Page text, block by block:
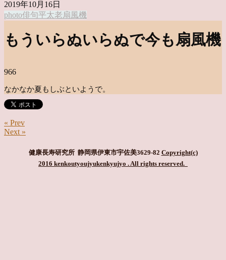
2019年10月16日
photo俳句平太老扇風機
もういらぬいらぬで今も扇風機
966
なかなか夏もしぶといようで。
« Prev
Next »
健康長寿研究所 静岡県伊東市宇佐美3629-82 Copyright(c)
2016 kenkoutyoujyukenkyujyo . All rights reserved.